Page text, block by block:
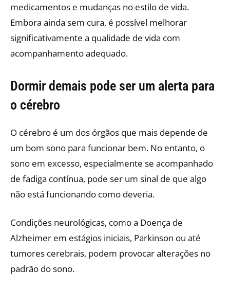
medicamentos e mudanças no estilo de vida.
Embora ainda sem cura, é possível melhorar
significativamente a qualidade de vida com
acompanhamento adequado.
Dormir demais pode ser um alerta para
o cérebro
O cérebro é um dos órgãos que mais depende de
um bom sono para funcionar bem. No entanto, o
sono em excesso, especialmente se acompanhado
de fadiga contínua, pode ser um sinal de que algo
não está funcionando como deveria.
Condições neurológicas, como a Doença de
Alzheimer em estágios iniciais, Parkinson ou até
tumores cerebrais, podem provocar alterações no
padrão do sono.